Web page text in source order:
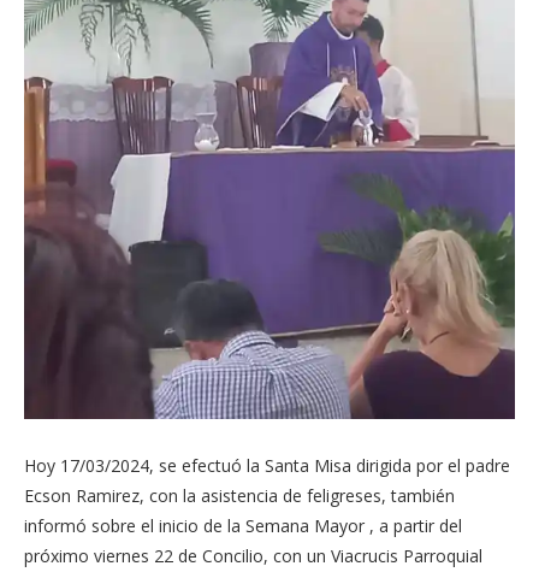
Hoy 17/03/2024, se efectuó la Santa Misa dirigida por el padre
Ecson Ramirez, con la asistencia de feligreses, también
informó sobre el inicio de la Semana Mayor , a partir del
próximo viernes 22 de Concilio, con un Viacrucis Parroquial